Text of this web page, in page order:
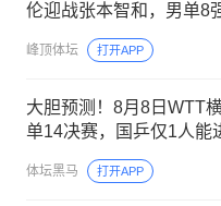
伦迎战张本智和，男单8
峰顶体坛 打开APP
大胆预测！8月8日WTT
单14决赛，国乒仅1人能
体坛黑马 打开APP